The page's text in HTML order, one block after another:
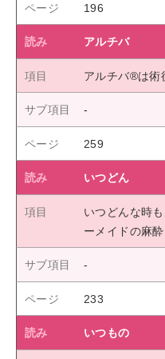
196
アルチバ
アルチバ®は術
259
いつどん
いつどんな時
ーメイドの麻酔
233
いつもの